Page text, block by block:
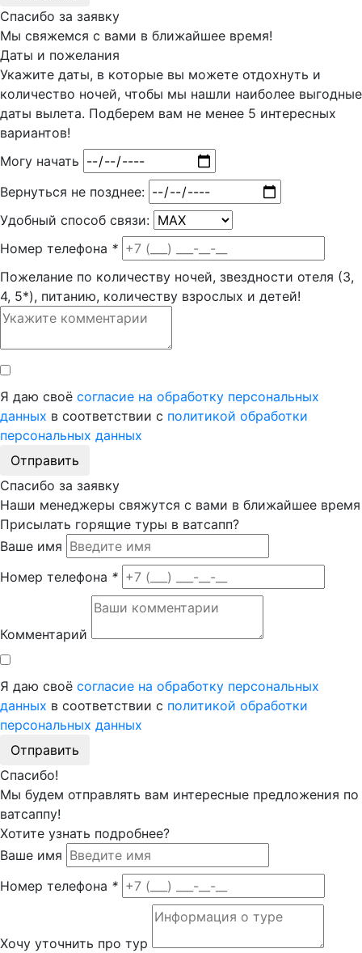
Спасибо за заявку
Мы свяжемся с вами в ближайшее время!
Даты и пожелания
Укажите даты, в которые вы можете отдохнуть и
количество ночей, чтобы мы нашли наиболее выгодные
даты вылета. Подберем вам не менее 5 интересных
вариантов!
Могу начать
Вернуться не позднее:
Удобный способ связи:
Номер телефона *
Пожелание по количеству ночей, звездности отеля (3,
4, 5*), питанию, количеству взрослых и детей!
Я даю своё согласие на обработку персональных
данных в соответствии с политикой обработки
персональных данных
Отправить
Спасибо за заявку
Наши менеджеры свяжутся с вами в ближайшее время
Присылать горящие туры в ватсапп?
Ваше имя
Номер телефона *
Комментарий
Я даю своё согласие на обработку персональных
данных в соответствии с политикой обработки
персональных данных
Отправить
Спасибо!
Мы будем отправлять вам интересные предложения по
ватсаппу!
Хотите узнать подробнее?
Ваше имя
Номер телефона *
Хочу уточнить про тур